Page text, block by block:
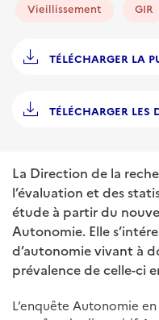
Vieillissement
GIR
TÉLÉCHARGER LA
TÉLÉCHARGER LES
La Direction de la
l’évaluation et des
étude à partir du
Autonomie. Elle
d’autonomie vivant à
prévalence de celle-ci
L’enquête Autonomie